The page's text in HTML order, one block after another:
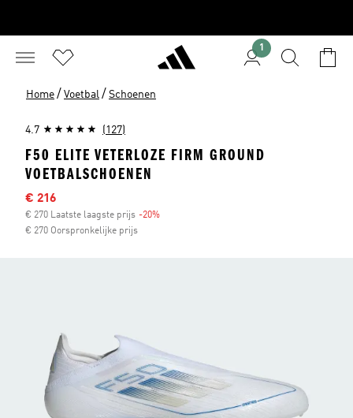
1
Home / Voetbal / Schoenen
4.7 (127)
F50 ELITE VETERLOZE FIRM GROUND
VOETBALSCHOENEN
Sale price
€ 216
€ 270 Laatste laagste prijs -20%
€ 270 Oorspronkelijke prijs